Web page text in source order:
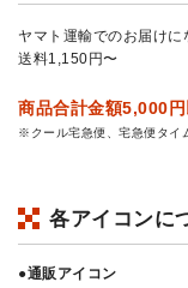
ヤマト運輸でのお届けに
送料1,150円〜
商品合計金額5,000
※クール宅急便、宅急便タイ
各アイコンに
●通販アイコン